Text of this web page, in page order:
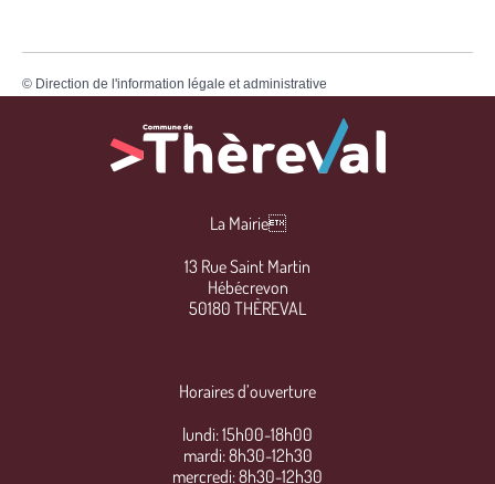
© Direction de l'information légale et administrative
La Mairie
13 Rue Saint Martin
Hébécrevon
50180 THÈREVAL
Horaires d’ouverture
lundi: 15h00-18h00
mardi: 8h30-12h30
mercredi: 8h30-12h30